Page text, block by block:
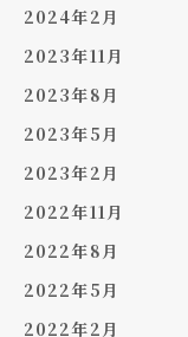
2024年2月
2023年11月
2023年8月
2023年5月
2023年2月
2022年11月
2022年8月
2022年5月
2022年2月